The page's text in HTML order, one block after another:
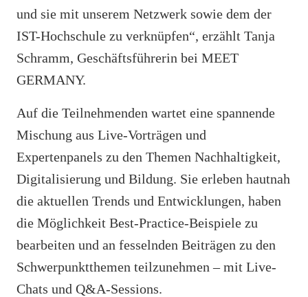
und sie mit unserem Netzwerk sowie dem der
IST-Hochschule zu verknüpfen“, erzählt Tanja
Schramm, Geschäftsführerin bei MEET
GERMANY.
Auf die Teilnehmenden wartet eine spannende
Mischung aus Live-Vorträgen und
Expertenpanels zu den Themen Nachhaltigkeit,
Digitalisierung und Bildung. Sie erleben hautnah
die aktuellen Trends und Entwicklungen, haben
die Möglichkeit Best-Practice-Beispiele zu
bearbeiten und an fesselnden Beiträgen zu den
Schwerpunktthemen teilzunehmen – mit Live-
Chats und Q&A-Sessions.